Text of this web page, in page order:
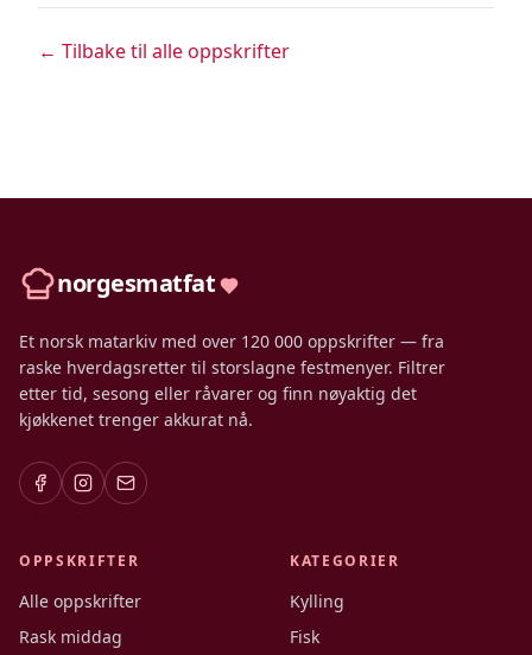
← Tilbake til alle oppskrifter
norgesmatfat
Et norsk matarkiv med over 120 000 oppskrifter — fra
raske hverdagsretter til storslagne festmenyer. Filtrer
etter tid, sesong eller råvarer og finn nøyaktig det
kjøkkenet trenger akkurat nå.
OPPSKRIFTER
Alle oppskrifter
Rask middag
KATEGORIER
Kylling
Fisk